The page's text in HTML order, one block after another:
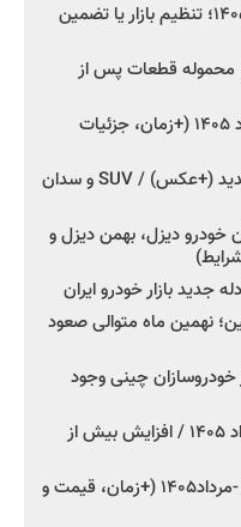
راز واردات ۷۵ هزار خودرو در سال ۱۴۰۵؛ تنظیم بازار یا تضمین
محموله قطعات پس از
شروع فروش کوییک S سایپا -مرداد ۱۴۰۵ (+زمان، جزئیات
کرمان موتور به دنبال ۲ محصول جدید (+عکس) / SUV و سدان
دیزل، بهمن دیزل و
بازار خودرو ایران
نهمین ماه متوالی صعود
خودروسازان چینی وجود
اعلام قیمت جدید پارس نوا در مرداد ۱۴۰۵ / افزایش بیش از
شروع فروش کشنده و کامیون فاو -مرداد۱۴۰۵ (+زمان، قیمت و